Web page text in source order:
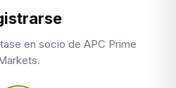
en socio de APC Prime